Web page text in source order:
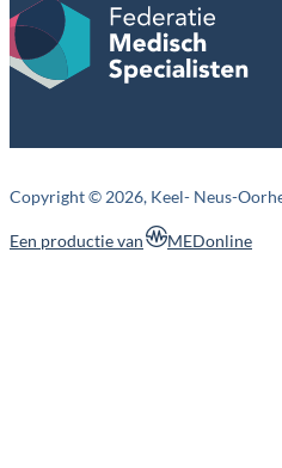
Copyright © 2026, Keel- Neus-
MEDonline